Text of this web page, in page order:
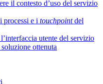
il contesto d’uso del servizio
processi e i touchpointdel
utente del servizio
ottenuta